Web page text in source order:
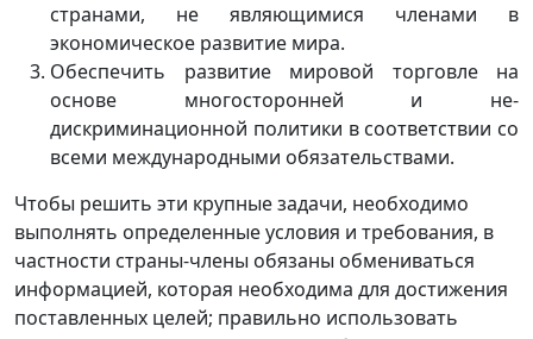
странами, не являющимися членами в
экономическое развитие мира.
Обеспечить развитие мировой торговле на
основе многосторонней и не-
дискриминационной политики в соответствии со
всеми международными обязательствами.
Чтобы решить эти крупные задачи, необходимо
выполнять определенные условия и требования, в
частности страны-члены обязаны обмениваться
информацией, которая необходима для достижения
поставленных целей; правильно использовать